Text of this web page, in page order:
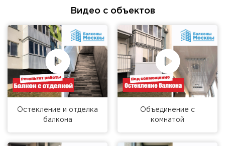
Видео с объектов
Остекление и отделка
балкона
Объединение с
комнатой